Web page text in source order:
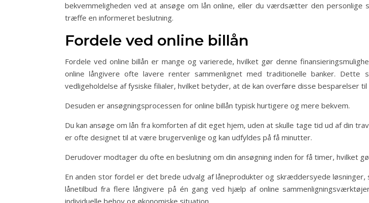
bekvemmeligheden ved at ansøge om lån online, eller du værdsætter den
træffe en informeret beslutning.
Fordele ved online billån
Fordele ved online billån er mange og varierede, hvilket gør denne
online långivere ofte lavere renter sammenlignet med traditionelle banker.
vedligeholdelse af fysiske filialer, hvilket betyder, at de kan overføre disse besparelser
Desuden er ansøgningsprocessen for online billån typisk hurtigere og mere bekvem.
Du kan ansøge om lån fra komforten af dit eget hjem, uden at skulle tage tid ud af din
er ofte designet til at være brugervenlige og kan udfyldes på få minutter.
Derudover modtager du ofte en beslutning om din ansøgning inden for få timer, hvilket
En anden stor fordel er det brede udvalg af låneprodukter og skræddersyede løsninger,
lånetilbud fra flere långivere på én gang ved hjælp af online
individuelle behov og økonomiske situation.